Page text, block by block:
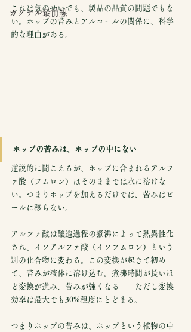
カクテル最前線
これは気のせいでも、製品の品質の問題でもな
い。ホップの苦みとアルコールの関係に、科学
的な理由がある。
ホップの苦みは、ホップの中にない
逆説的に聞こえるが、ホップに含まれるアルフ
ァ酸（フムロン）はそのままでは水に溶けな
い。つまりホップを加えるだけでは、苦みはビ
ールに移らない。
アルファ酸は醸造過程の煮沸によって熱異性化
され、イソアルファ酸（イソフムロン）という
別の化合物に変わる。この変換が起きて初め
て、苦みが液体に溶け込む。煮沸時間が長いほ
ど変換が進み、苦みが強くなる——ただし変換
効率は最大でも30%程度にとどまる。
つまりホップの苦みは、ホップという植物の中